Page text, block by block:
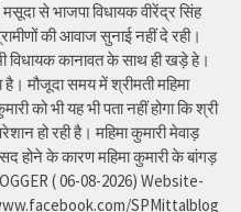
से भाजपा विधायक वीरेंद्र सिंह
की आवाज सुनाई नहीं दे रही।
विधायक कानावत के साथ ही खड़े हे।
मौजूदा समय में श्रीमती महिमा
को भी यह भी पता नहीं होगा कि श्री
हो रही है। महिमा कुमारी मेवाड़
होने के कारण महिमा कुमारी के बांगड़
( 06-08-2026) Website-
SPMittalblog